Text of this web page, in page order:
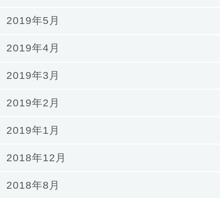
2019年5月
2019年4月
2019年3月
2019年2月
2019年1月
2018年12月
2018年8月